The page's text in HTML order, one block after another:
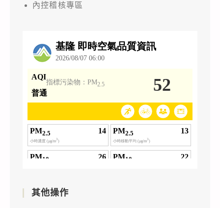
內控稽核專區
其他操作